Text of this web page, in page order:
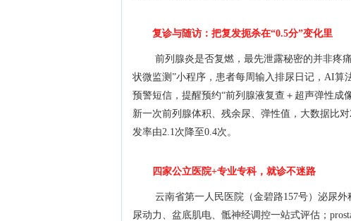
复诊与随访：把复发扼杀在“0.5分”变化里
前列腺炎是否复燃，最先泄露秘密的并非疼
状微监测”小程序，患者每周输入排尿日记，AI算
预警短信，提醒预约“前列腺液复查＋超声弹性成
新一次前列腺体积、残余尿、弹性值，大数据比
发率由2.1次降至0.4次。
四家公立医院+专业专科，就诊不迷路
云南省第一人民医院（金碧路157号）泌尿
尿动力、盆底肌电、骶神经调控一站式评估；